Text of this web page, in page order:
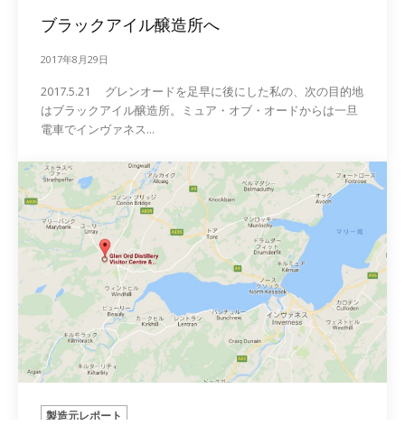
ブラックアイル醸造所へ
2017年8月29日
2017.5.21 グレンオードを足早に後にした私の、次の目的地
はブラックアイル醸造所。ミュア・オブ・オードからは一旦
電車でインヴァネス...
製造元レポート